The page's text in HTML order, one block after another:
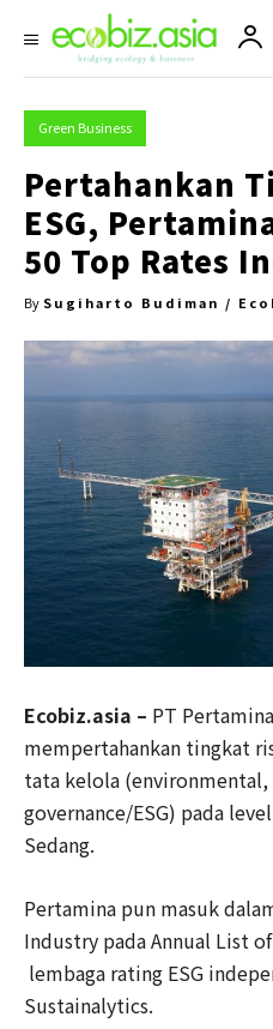
Green Business
Pertahankan
ESG,
50 Top Rates
By Sugiharto Budiman /
Ecobiz.asia – PT
mempertahankan tingkat
tata kelola (environmental,
governance/ESG) pada
Sedang.
Pertamina pun masuk
Industry pada Annual List
lembaga rating ESG
Sustainalytics.